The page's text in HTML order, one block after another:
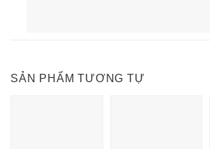
SẢN PHẨM TƯƠNG TỰ